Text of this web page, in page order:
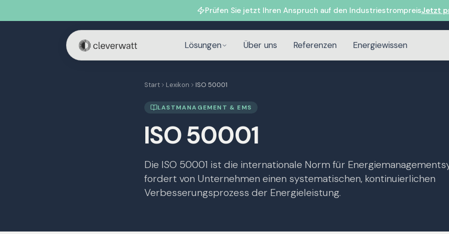
Prüfen Sie jetzt Ihren Anspruch auf den IndustriestrompreisJetzt
Lösungen Über uns Referenzen Energiewissen
Start Lexikon ISO 50001
LASTMANAGEMENT & EMS
ISO 50001
Die ISO 50001 ist die internationale Norm für
fordert von Unternehmen einen systematischen, kontinuierlichen
Verbesserungsprozess der Energieleistung.